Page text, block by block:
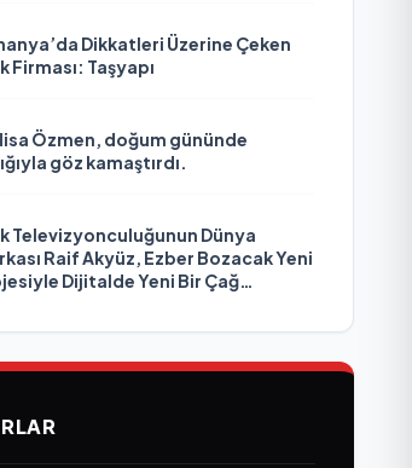
Dikkatleri Üzerine Çeken
Firması: Taşyapı
Özmen, doğum gününde
göz kamaştırdı.
Televizyonculuğunun Dünya
Raif Akyüz, Ezber Bozacak Yeni
Dijitalde Yeni Bir Çağ